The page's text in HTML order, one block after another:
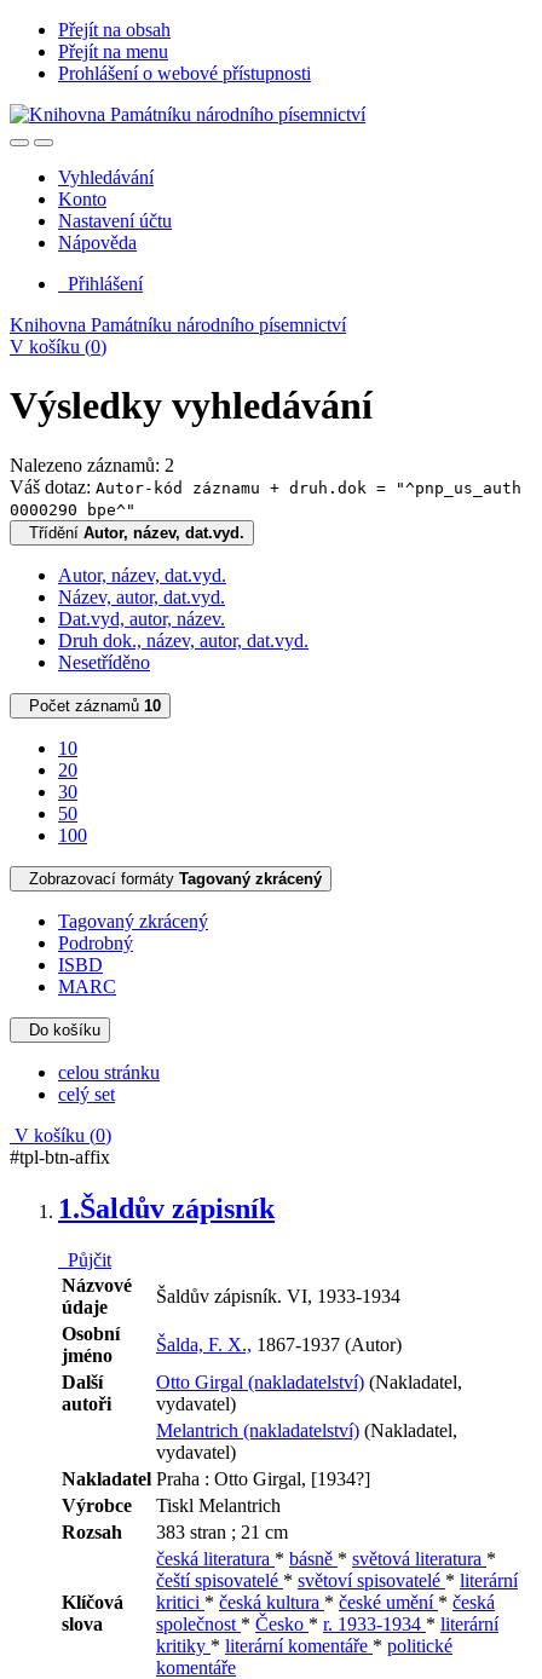
Přejít na obsah
Přejít na menu
Prohlášení o webové přístupnosti
Vyhledávání
Konto
Nastavení účtu
Nápověda
Přihlášení
Knihovna Památníku národního písemnictví
V košíku (0)
Výsledky vyhledávání
Nalezeno záznamů: 2
Váš dotaz: Autor-kód záznamu + druh.dok = "^pnp_us_auth
0000290 bpe^"
Třídění Autor, název, dat.vyd.
Autor, název, dat.vyd.
Název, autor, dat.vyd.
Dat.vyd, autor, název.
Druh dok., název, autor, dat.vyd.
Nesetříděno
Počet záznamů 10
10
20
30
50
100
Zobrazovací formáty Tagovaný zkrácený
Tagovaný zkrácený
Podrobný
ISBD
MARC
Do košíku
celou stránku
celý set
V košíku (0)
#tpl-btn-affix
1.Šaldův zápisník
Půjčit
Názvové
údaje
Šaldův zápisník. VI, 1933-1934
Osobní
jméno
Šalda, F. X., 1867-1937 (Autor)
Další
autoři
Otto Girgal (nakladatelství) (Nakladatel,
vydavatel)
Melantrich (nakladatelství) (Nakladatel,
vydavatel)
Nakladatel Praha : Otto Girgal, [1934?]
Výrobce
Tiskl Melantrich
Rozsah
383 stran ; 21 cm
Klíčová
slova
česká literatura * básně * světová literatura *
čeští spisovatelé * světoví spisovatelé * literární
kritici * česká kultura * české umění * česká
společnost * Česko * r. 1933-1934 * literární
kritiky * literární komentáře * politické
komentáře